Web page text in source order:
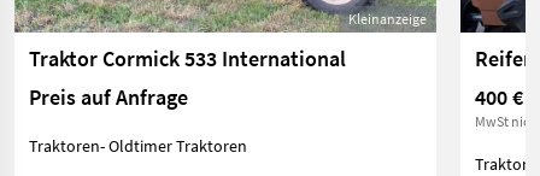
Kleinanzeige
Traktor Cormick 533 International
Preis auf Anfrage
Traktoren- Oldtimer Traktoren
400 €
MwSt